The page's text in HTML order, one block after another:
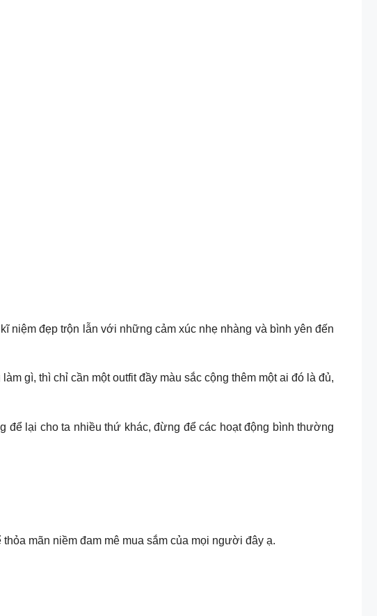
đẹp trộn lẫn với những cảm xúc nhẹ nhàng và bình yên đến
gì, thì chỉ cần một outfit đầy màu sắc cộng thêm một ai đó là đủ,
để lại cho ta nhiều thứ khác, đừng để các hoạt động bình thường
mãn niềm đam mê mua sắm của mọi người đây ạ.